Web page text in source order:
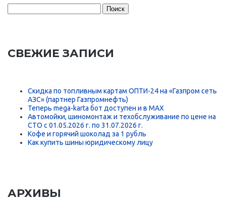
СВЕЖИЕ ЗАПИСИ
Скидка по топливным картам ОПТИ-24 на «Газпром сеть
АЗС» (партнер Газпромнефть)
Теперь mega-karta бот доступен и в MAX
Автомойки, шиномонтаж и техобслуживание по цене на
СТО с 01.05.2026 г. по 31.07.2026 г.
Кофе и горячий шоколад за 1 рубль
Как купить шины юридическому лицу
АРХИВЫ